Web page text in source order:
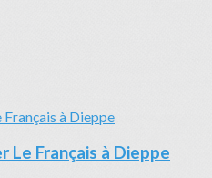
Français à Dieppe